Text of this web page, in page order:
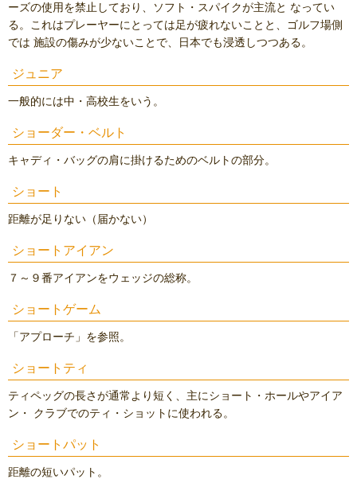
ーズの使用を禁止しており、ソフト・スパイクが主流と なってい
る。これはプレーヤーにとっては足が疲れないことと、ゴルフ場側
では 施設の傷みが少ないことで、日本でも浸透しつつある。
ジュニア
一般的には中・高校生をいう。
ショーダー・ベルト
キャディ・バッグの肩に掛けるためのベルトの部分。
ショート
距離が足りない（届かない）
ショートアイアン
７～９番アイアンをウェッジの総称。
ショートゲーム
「アプローチ」を参照。
ショートティ
ティペッグの長さが通常より短く、主にショート・ホールやアイア
ン・ クラブでのティ・ショットに使われる。
ショートパット
距離の短いパット。